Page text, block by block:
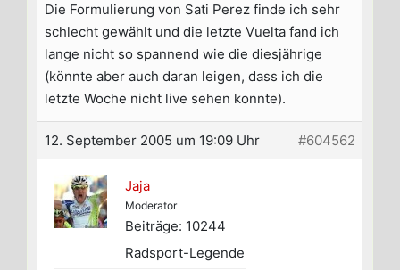
Die Formulierung von Sati Perez finde ich sehr
schlecht gewählt und die letzte Vuelta fand ich
lange nicht so spannend wie die diesjährige
(könnte aber auch daran leigen, dass ich die
letzte Woche nicht live sehen konnte).
12. September 2005 um 19:09 Uhr #604562
Jaja
Moderator
Beiträge: 10244
Radsport-Legende